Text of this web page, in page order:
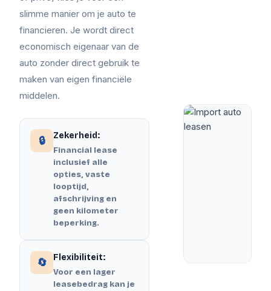
slimme manier om je auto te
financieren. Je wordt direct
economisch eigenaar van de
auto zonder direct gebruik te
maken van eigen financiële
middelen.
🔒 Zekerheid:
Financial lease
inclusief alle
opties, vaste
looptijd,
afschrijving en
geen kilometer
beperking.
🔄 Flexibiliteit:
Voor een lager
leasebedrag kan je